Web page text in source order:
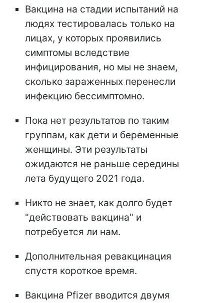
Вакцина на стадии испытаний на
людях тестировалась только на
лицах, у которых проявились
симптомы вследствие
инфицирования, но мы не знаем,
сколько зараженных перенесли
инфекцию бессимптомно.
Пока нет результатов по таким
группам, как дети и беременные
женщины. Эти результаты
ожидаются не раньше середины
лета будущего 2021 года.
Никто не знает, как долго будет
"действовать вакцина" и
потребуется ли нам.
Дополнительная ревакцинация
спустя короткое время.
Вакцина Pfizer вводится двумя